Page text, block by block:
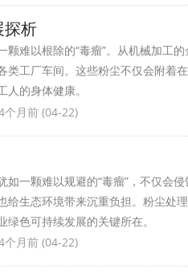
探析
难以根除的“毒瘤”。从机械加工
类工厂车间。这些粉尘不仅会附着
的身体健康。
个月前 (04-22)
一颗难以规避的“毒瘤”，不仅会
给生态环境带来沉重负担。粉尘处
色可持续发展的关键所在。
个月前 (04-22)